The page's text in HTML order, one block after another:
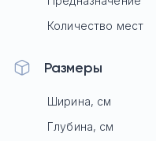
Количество мест
Размеры
Ширина, см
Глубина, см